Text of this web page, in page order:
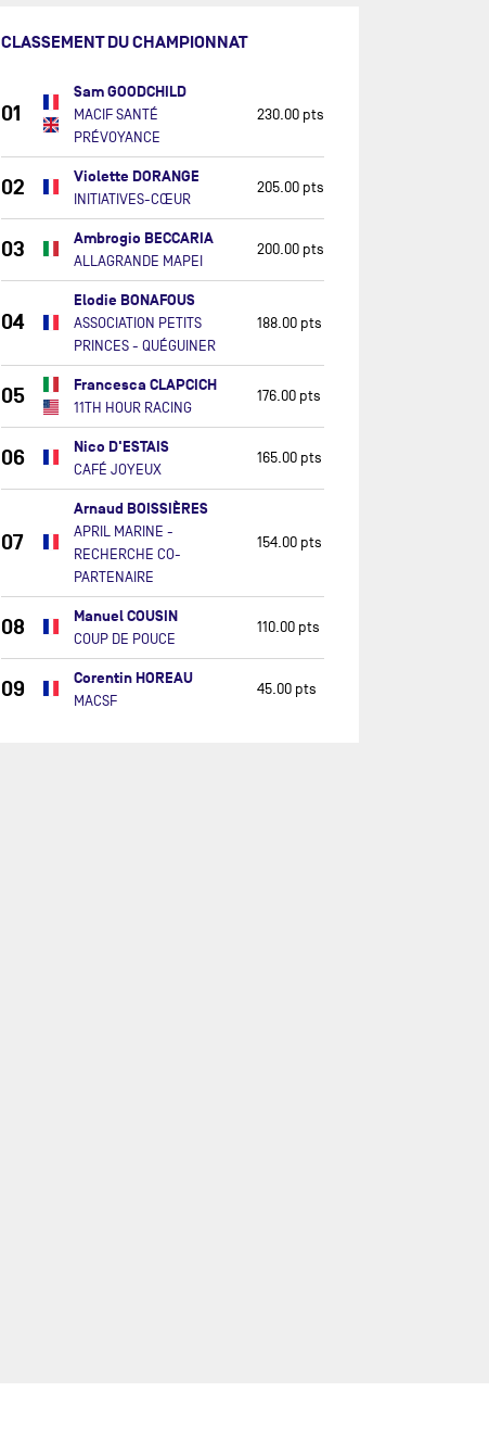
CLASSEMENT DU CHAMPIONNAT
01
Sam GOODCHILD
MACIF SANTÉ
PRÉVOYANCE
230.00 pts
02 Violette DORANGE
INITIATIVES-CŒUR
205.00 pts
03 Ambrogio BECCARIA
ALLAGRANDE MAPEI
200.00 pts
04
Elodie BONAFOUS
ASSOCIATION PETITS
PRINCES - QUÉGUINER
188.00 pts
05 Francesca CLAPCICH
11TH HOUR RACING
176.00 pts
06 Nico D'ESTAIS
CAFÉ JOYEUX
165.00 pts
07
Arnaud BOISSIÈRES
APRIL MARINE -
RECHERCHE CO-
PARTENAIRE
154.00 pts
08 Manuel COUSIN
COUP DE POUCE
110.00 pts
09 Corentin HOREAU
MACSF
45.00 pts